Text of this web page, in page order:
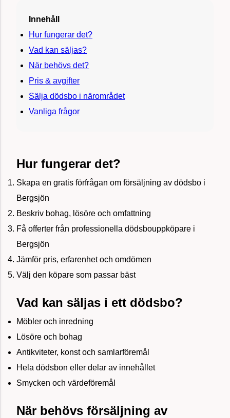
Innehåll
Hur fungerar det?
Vad kan säljas?
När behövs det?
Pris & avgifter
Sälja dödsbo i närområdet
Vanliga frågor
Hur fungerar det?
Skapa en gratis förfrågan om försäljning av dödsbo i
Bergsjön
Beskriv bohag, lösöre och omfattning
Få offerter från professionella dödsbouppköpare i
Bergsjön
Jämför pris, erfarenhet och omdömen
Välj den köpare som passar bäst
Vad kan säljas i ett dödsbo?
Möbler och inredning
Lösöre och bohag
Antikviteter, konst och samlarföremål
Hela dödsbon eller delar av innehållet
Smycken och värdeföremål
När behövs försäljning av